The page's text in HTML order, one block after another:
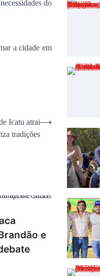
do
a cidade em
Icatu atrai
tradições
⟶
e